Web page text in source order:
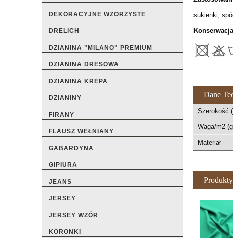
DEKORACYJNE WZORZYSTE
DRELICH
DZIANINA "MILANO" PREMIUM
DZIANINA DRESOWA
DZIANINA KREPA
DZIANINY
FIRANY
FLAUSZ WEŁNIANY
GABARDYNA
GIPIURA
JEANS
JERSEY
JERSEY WZÓR
KORONKI
sukienki,
Dane
Szerokość
Waga/m2
Materiał